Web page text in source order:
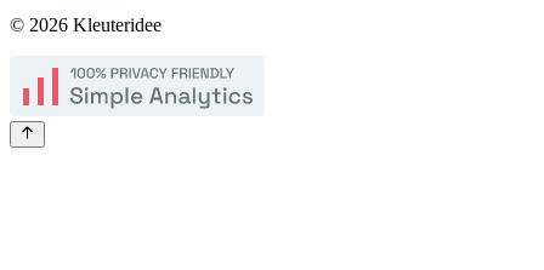
© 2026 Kleuteridee